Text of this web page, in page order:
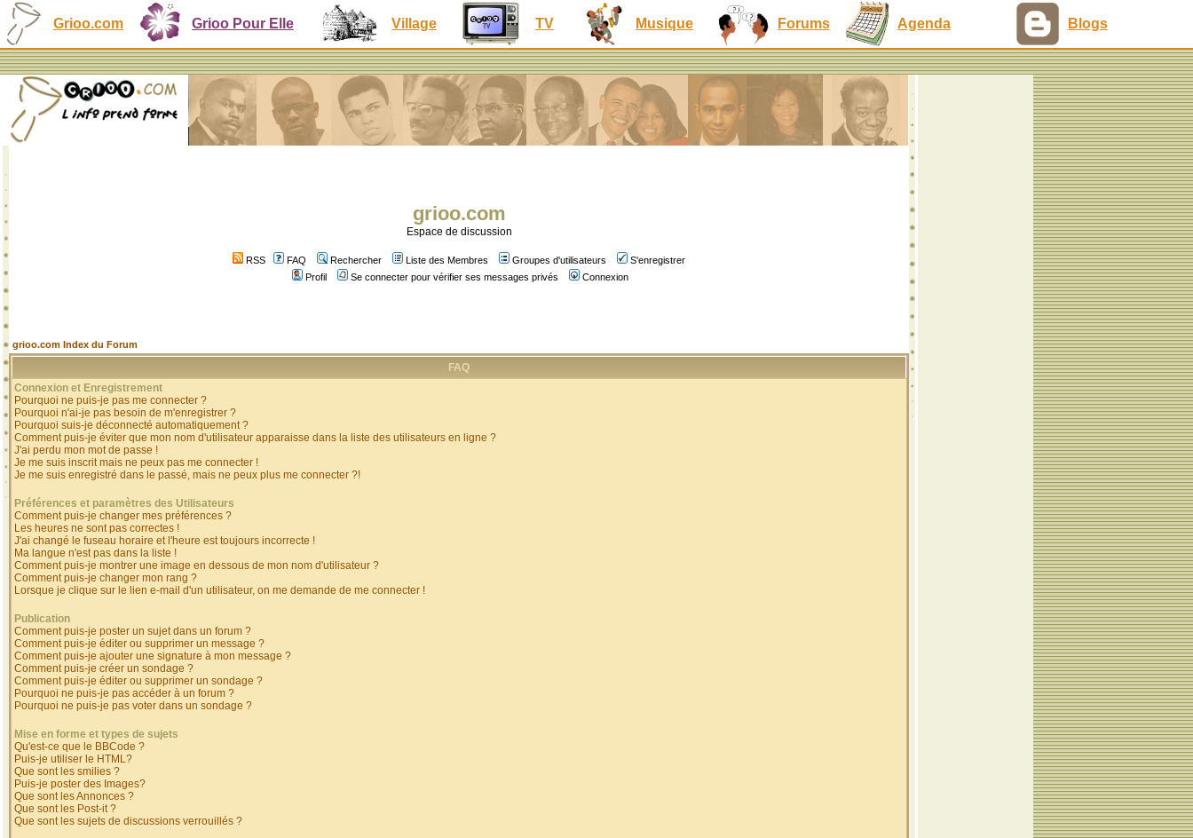
Grioo.com Grioo Pour Elle Village TV Musique Forums Agenda Blogs
grioo.com
Espace de discussion
RSS FAQ Rechercher Liste des Membres Groupes d'utilisateurs
S'enregistrer
Profil
Se connecter pour vérifier ses messages privés Connexion
grioo.com Index du Forum
FAQ
Connexion et Enregistrement
Pourquoi ne puis-je pas me connecter ?
Pourquoi n'ai-je pas besoin de m'enregistrer ?
Pourquoi suis-je déconnecté automatiquement ?
Comment puis-je éviter que mon nom d'utilisateur apparaisse dans la liste des utilisateurs en ligne ?
J'ai perdu mon mot de passe !
Je me suis inscrit mais ne peux pas me connecter !
Je me suis enregistré dans le passé, mais ne peux plus me connecter ?!
Préférences et paramètres des Utilisateurs
Comment puis-je changer mes préférences ?
Les heures ne sont pas correctes !
J'ai changé le fuseau horaire et l'heure est toujours incorrecte !
Ma langue n'est pas dans la liste !
Comment puis-je montrer une image en dessous de mon nom d'utilisateur ?
Comment puis-je changer mon rang ?
Lorsque je clique sur le lien e-mail d'un utilisateur, on me demande de me connecter !
Publication
Comment puis-je poster un sujet dans un forum ?
Comment puis-je éditer ou supprimer un message ?
Comment puis-je ajouter une signature à mon message ?
Comment puis-je créer un sondage ?
Comment puis-je éditer ou supprimer un sondage ?
Pourquoi ne puis-je pas accéder à un forum ?
Pourquoi ne puis-je pas voter dans un sondage ?
Mise en forme et types de sujets
Qu'est-ce que le BBCode ?
Puis-je utiliser le HTML?
Que sont les smilies ?
Puis-je poster des Images?
Que sont les Annonces ?
Que sont les Post-it ?
Que sont les sujets de discussions verrouillés ?